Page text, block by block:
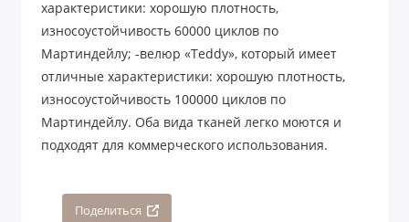
характеристики: хорошую плотность,
износоустойчивость 60000 циклов по
Мартиндейлу; -велюр «Teddy», который имеет
отличные характеристики: хорошую плотность,
износоустойчивость 100000 циклов по
Мартиндейлу. Оба вида тканей легко моются и
подходят для коммерческого использования.
Поделиться